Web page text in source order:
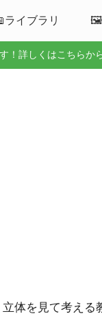
ライブラリ 🖼️
！詳しくはこちらか
体を見て考え